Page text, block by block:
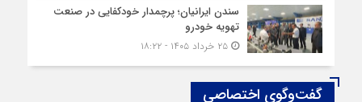
سندن ایرانیان؛ پرچمدار خودکفایی در صنعت
تهویه خودرو
۲۵ خرداد ۱۴۰۵ - ۱۸:۲۲
گفت‌وگوی اختصاصی